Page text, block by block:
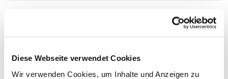
Diese Webseite verwendet Cookies
Wir verwenden Cookies, um Inhalte und Anzeigen zu